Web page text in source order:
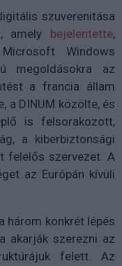
szuverenitása
amely bejelentette,
Windows
megoldásokra az
a francia állam
a DINUM közölte, és
is felsorakozott,
a kiberbiztonsági
felelős szervezet. A
az Európán kívüli
három konkrét lépés
akarják szerezni az
felett. Az